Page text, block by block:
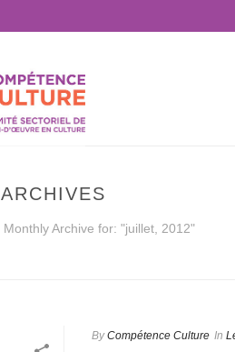
ARCHIVES
Monthly Archive for: "juillet, 2012"
By Compétence Culture In